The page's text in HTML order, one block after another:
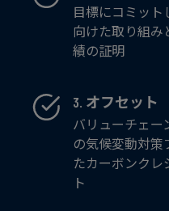
目標にコミット
向けた取り組み
績の証明
3. オフセット
バリューチェー
の気候変動対策
たカーボンクレ
ト